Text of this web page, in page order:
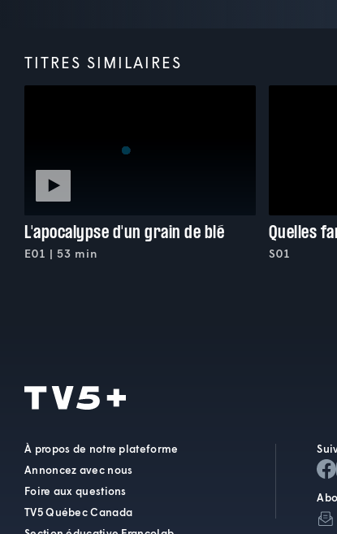
TITRES SIMILAIRES
L'apocalypse d'un grain de blé
E01 | 53 min
Quelles
S01
À propos de notre plateforme
Annoncez avec nous
Foire aux questions
TV5 Québec Canada